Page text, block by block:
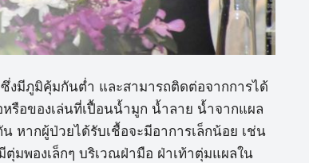
งมีภูมิคุ้มกันต่ำ และสามารถติดต่อจากการได้
รือของเล่นที่เปื้อนน้ำมูก น้ำลาย น้ำจากแผล
หากผู้ป่วยได้รับเชื้อจะมีอาการเล็กน้อย เช่น
มพองเล็กๆ บริเวณฝ่ามือ ฝ่าเท้าตุ่มแผลใน